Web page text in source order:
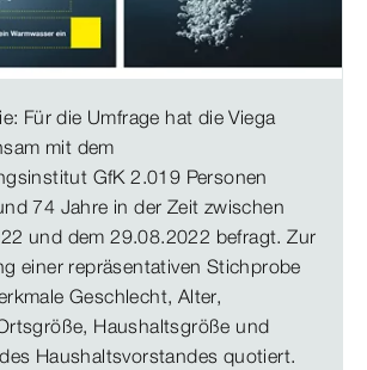
Für die Umfrage hat die Viega
mit dem
GfK 2.019 Personen
74 Jahre in der Zeit zwischen
und dem 29.08.2022 befragt. Zur
einer repräsentativen Stichprobe
Geschlecht, Alter,
Haushaltsgröße und
Haushaltsvorstandes quotiert.